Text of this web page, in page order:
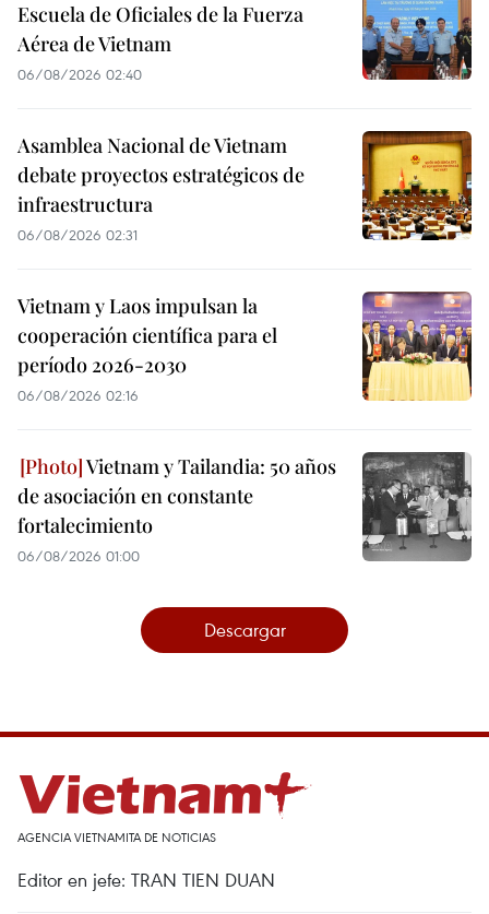
Escuela de Oficiales de la Fuerza
Aérea de Vietnam
06/08/2026 02:40
Asamblea Nacional de Vietnam
debate proyectos estratégicos de
infraestructura
06/08/2026 02:31
Vietnam y Laos impulsan la
cooperación científica para el
período 2026-2030
06/08/2026 02:16
Vietnam y Tailandia: 50 años
de asociación en constante
fortalecimiento
06/08/2026 01:00
Descargar
AGENCIA VIETNAMITA DE NOTICIAS
Editor en jefe: TRAN TIEN DUAN